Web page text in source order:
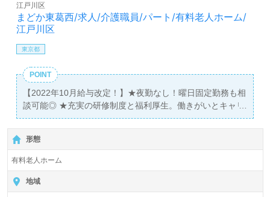
まどか東葛西/求人/介護職員/パート/有料老人ホーム/
江戸川区
江戸川区
東京都
POINT
【2022年10月給与改定！】★夜勤なし！曜日固定勤務も相
談可能◎ ★充実の研修制度と福利厚生。働きがいとキャリ
アアップの両立を目指せる職場です！ ★家事や育児と両立
しながら活躍するスタッフが多数★ ■施設見学も随時受付
中。お気軽にお問い合わせください。
形態
有料老人ホーム
地域